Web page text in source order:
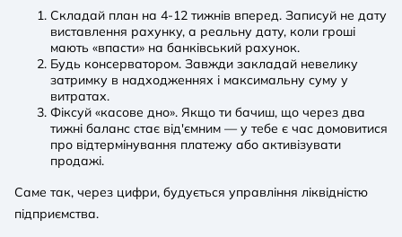
Складай план на 4-12 тижнів вперед. Записуй не дату
виставлення рахунку, а реальну дату, коли гроші
мають «впасти» на банківський рахунок.
Будь консерватором. Завжди закладай невелику
затримку в надходженнях і максимальну суму у
витратах.
Фіксуй «касове дно». Якщо ти бачиш, що через два
тижні баланс стає від'ємним — у тебе є час домовитися
про відтермінування платежу або активізувати
продажі.
Саме так, через цифри, будується управління ліквідністю
підприємства.